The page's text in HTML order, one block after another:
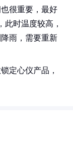
很重要，最好
此时温度较高，
雨，需要重新
定心仪产品，